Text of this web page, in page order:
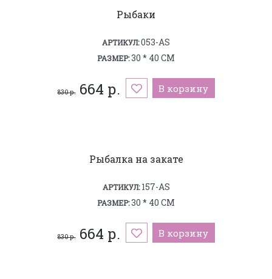
Рыбаки
АРТИКУЛ:053-AS
РАЗМЕР:30 * 40 СМ
830 р.664 р. В корзину
Рыбалка на закате
АРТИКУЛ:157-AS
РАЗМЕР:30 * 40 СМ
830 р.664 р. В корзину